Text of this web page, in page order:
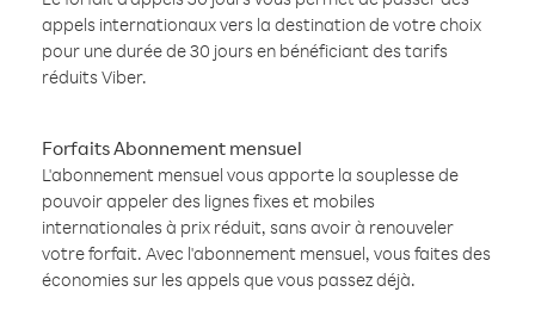
appels internationaux vers la destination de votre choix
pour une durée de 30 jours en bénéficiant des tarifs
réduits Viber.
Forfaits Abonnement mensuel
L'abonnement mensuel vous apporte la souplesse de
pouvoir appeler des lignes fixes et mobiles
internationales à prix réduit, sans avoir à renouveler
votre forfait. Avec l'abonnement mensuel, vous faites des
économies sur les appels que vous passez déjà.